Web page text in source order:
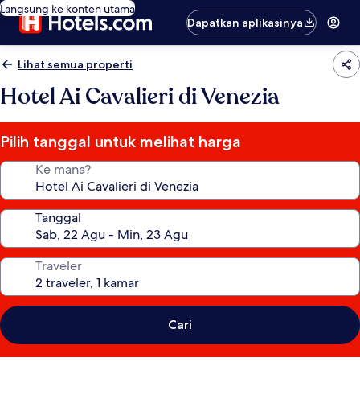
Langsung ke konten utama
Dapatkan aplikasinya
Lihat semua properti
Hotel Ai Cavalieri di Venezia
Pilih tanggal untuk melihat harga
Ke mana?
Tanggal
Traveler
Cari